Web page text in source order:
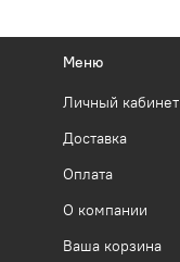
Меню
Личный кабинет
Доставка
Оплата
О компании
Ваша корзина